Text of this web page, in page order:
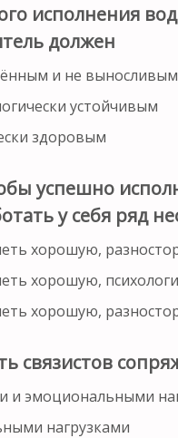
исполнения
должен
и не выносливым
устойчивым
здоровым
успешно
у себя ряд
хорошую,
хорошую,
хорошую,
связистов
и эмоциональными
нагрузками